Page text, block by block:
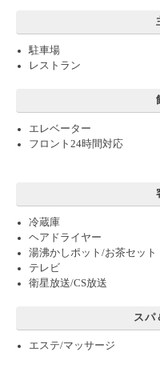
駐車場
レストラン
エレベーター
フロント24時間対応
冷蔵庫
ヘアドライヤー
湯沸かしポット/お茶セット
テレビ
衛星放送/CS放送
スパ
エステ/マッサージ